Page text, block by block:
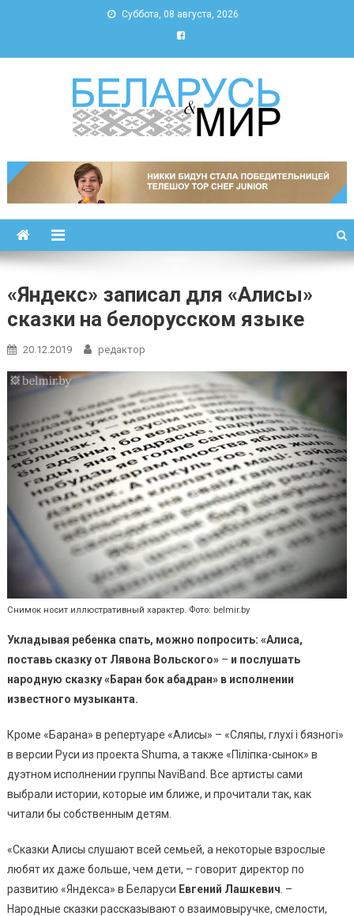
Суббота, 08 августа, 2026
Беларусь и мир
«Яндекс» записал для «Алисы»
сказки на белорусском языке
20.12.2019 редактор
Снимок носит иллюстративный характер. Фото: belmir.by
Укладывая ребенка спать, можно попросить: «Алиса,
поставь сказку от Лявона Вольского» – и послушать
народную сказку «Баран бок абадран» в исполнении
известного музыканта.
Кроме «Барана» в репертуаре «Алисы» – «Сляпы, глухі і бязногі»
в версии Руси из проекта Shuma, а также «Піліпка-сынок» в
дуэтном исполнении группы NaviBand. Все артисты сами
выбрали истории, которые им ближе, и прочитали так, как
читали бы собственным детям.
«Сказки Алисы слушают всей семьей, а некоторые взрослые
любят их даже больше, чем дети, – говорит директор по
развитию «Яндекса» в Беларуси Евгений Лашкевич . –
Народные сказки рассказывают о взаимовыручке, смелости,